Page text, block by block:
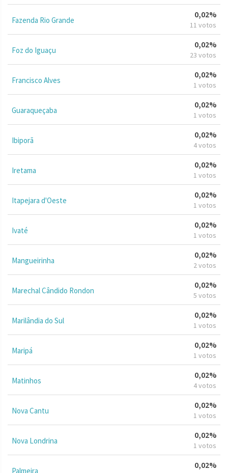
Fazenda Rio Grande
0,02%
11 votos
Foz do Iguaçu
0,02%
23 votos
Francisco Alves
0,02%
1 votos
Guaraqueçaba
0,02%
1 votos
Ibiporã
0,02%
4 votos
Iretama
0,02%
1 votos
Itapejara d'Oeste
0,02%
1 votos
Ivaté
0,02%
1 votos
Mangueirinha
0,02%
2 votos
Marechal Cândido Rondon
0,02%
5 votos
Marilândia do Sul
0,02%
1 votos
Maripá
0,02%
1 votos
Matinhos
0,02%
4 votos
Nova Cantu
0,02%
1 votos
Nova Londrina
0,02%
1 votos
Palmeira
0,02%